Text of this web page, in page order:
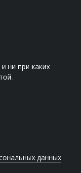
ни при каких
данных